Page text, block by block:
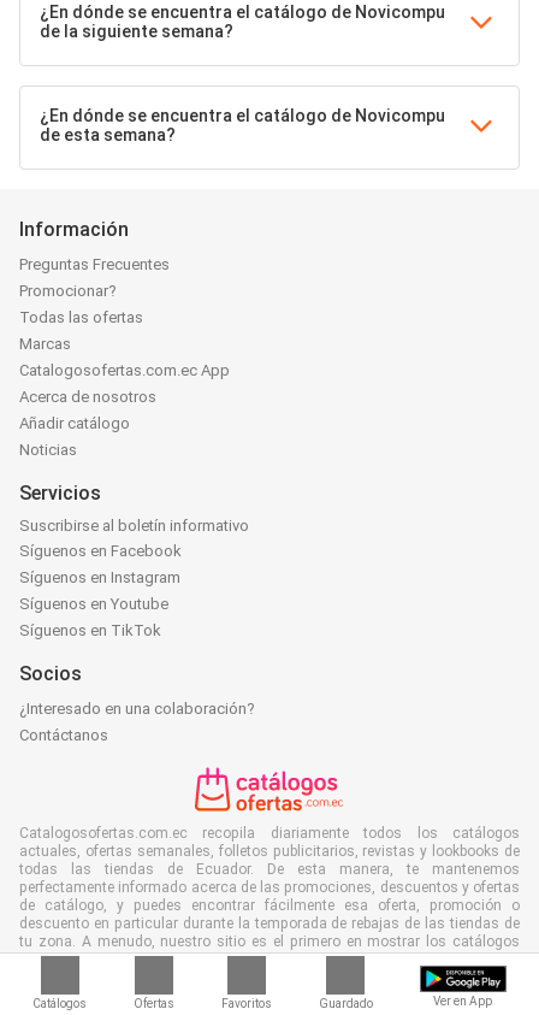
Catálogos Ofertas Favoritos Guardado Ver en App
¿En dónde se encuentra el catálogo de Novicompu
de la siguiente semana?
¿En dónde se encuentra el catálogo de Novicompu
de esta semana?
Información
Preguntas Frecuentes
Promocionar?
Todas las ofertas
Marcas
Catalogosofertas.com.ec App
Acerca de nosotros
Añadir catálogo
Noticias
Servicios
Suscribirse al boletín informativo
Síguenos en Facebook
Síguenos en Instagram
Síguenos en Youtube
Síguenos en TikTok
Socios
¿Interesado en una colaboración?
Contáctanos
Catalogosofertas.com.ec recopila diariamente todos los catálogos
actuales, ofertas semanales, folletos publicitarios, revistas y lookbooks de
todas las tiendas de Ecuador. De esta manera, te mantenemos
perfectamente informado acerca de las promociones, descuentos y ofertas
de catálogo, y puedes encontrar fácilmente esa oferta, promoción o
descuento en particular durante la temporada de rebajas de las tiendas de
tu zona. A menudo, nuestro sitio es el primero en mostrar los catálogos
más recientes, incluso antes de que lleguen a tu buzón y, por supuesto,
también puede verlos en tu trabajo, escuela o en la tienda. Coloca
Catalogosofertas.com.ec en tus favoritos y ahorra mucho tiempo y dinero.